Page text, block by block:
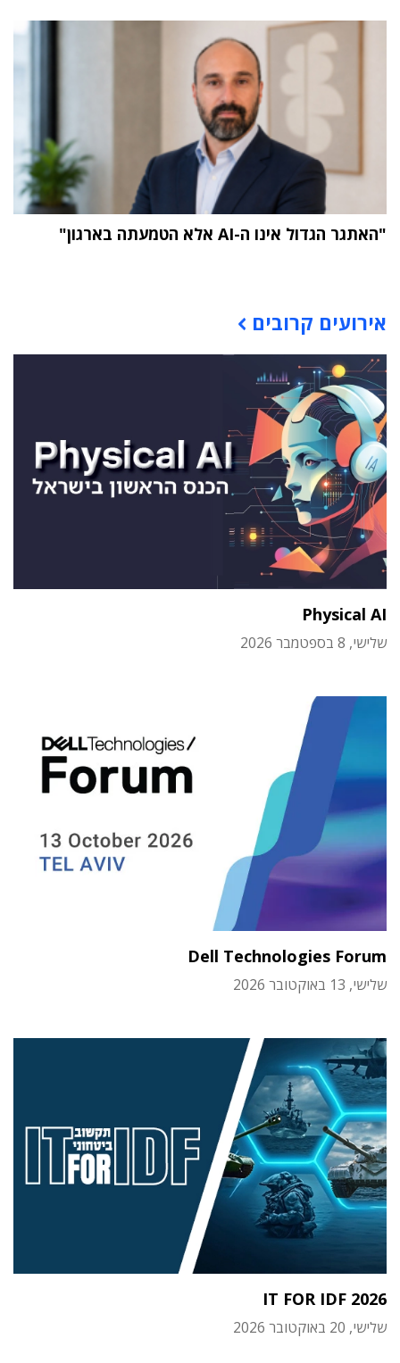
"האתגר הגדול אינו ה-AI אלא הטמעתה בארגון"
אירועים קרובים
Physical AI
שלישי, 8 בספטמבר 2026
Dell Technologies Forum
שלישי, 13 באוקטובר 2026
IT FOR IDF 2026
שלישי, 20 באוקטובר 2026